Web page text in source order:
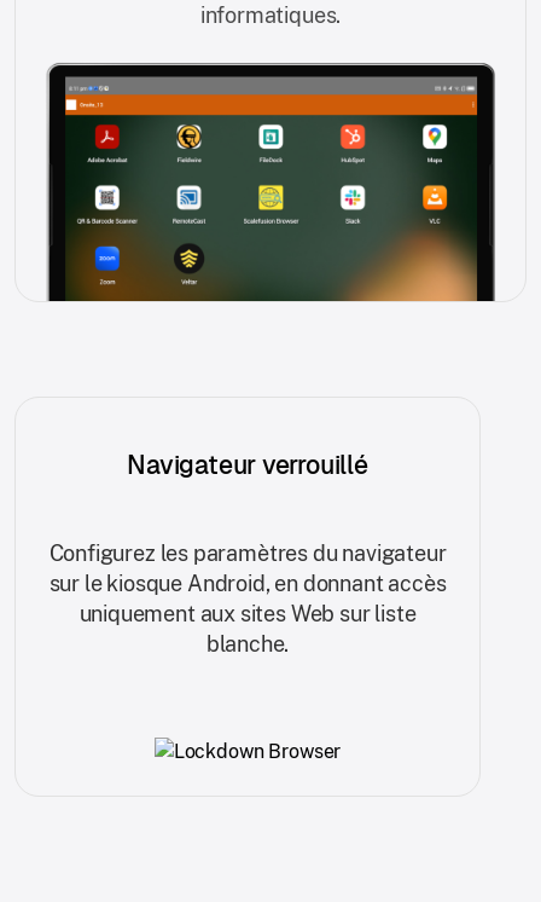
informatiques.
Navigateur verrouillé
Configurez les paramètres du navigateur
sur le kiosque Android, en donnant accès
uniquement aux sites Web sur liste
blanche.